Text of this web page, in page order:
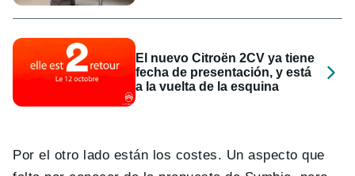
El nuevo Citroën 2CV ya tiene
fecha de presentación, y está
a la vuelta de la esquina
Por el otro lado están los costes. Un aspecto que